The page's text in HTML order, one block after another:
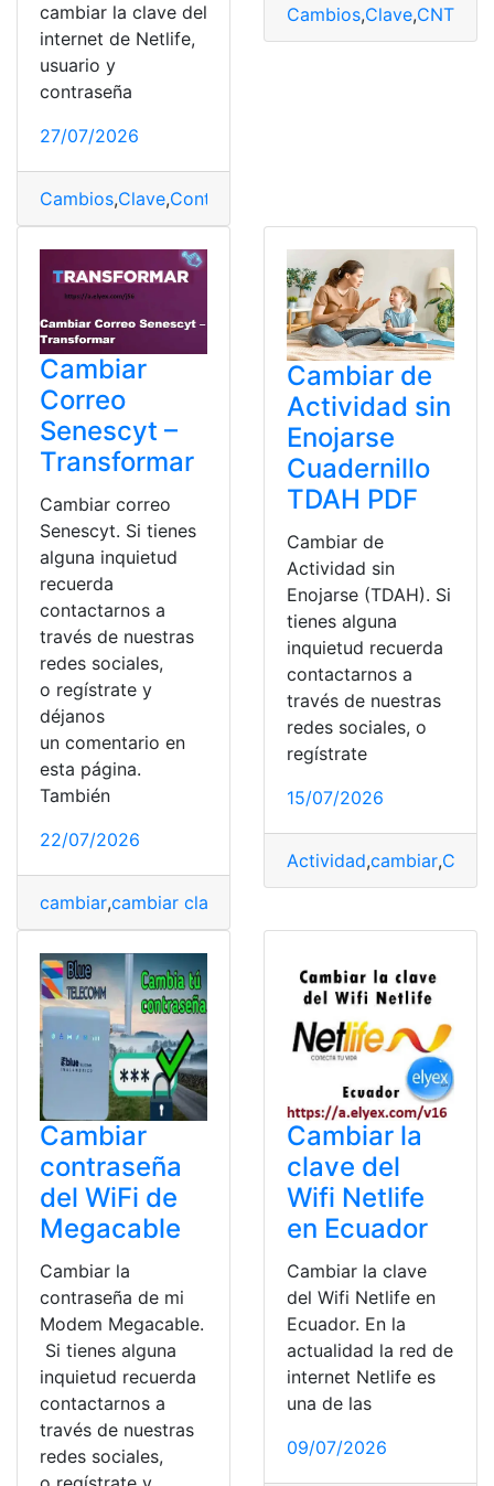
cambiar la clave del
internet de Netlife,
usuario y
contraseña
27/07/2026
Cambios,Clave,Contraseña
Cambios,Clave,CNT
Cambiar
Correo
Senescyt –
Transformar
Cambiar correo
Senescyt. Si tienes
alguna inquietud
recuerda
contactarnos a
través de nuestras
redes sociales,
o regístrate y
déjanos
un comentario en
esta página.
También
22/07/2026
cambiar,cambiar clave
Cambiar de
Actividad sin
Enojarse
Cuadernillo
TDAH PDF
Cambiar de
Actividad sin
Enojarse (TDAH). Si
tienes alguna
inquietud recuerda
contactarnos a
través de nuestras
redes sociales, o
regístrate
15/07/2026
Actividad,cambiar,
Cambiar
contraseña
del WiFi de
Megacable
Cambiar la
contraseña de mi
Modem Megacable.
Si tienes alguna
inquietud recuerda
contactarnos a
través de nuestras
redes sociales,
Cambiar la
clave del
Wifi Netlife
en Ecuador
Cambiar la clave
del Wifi Netlife en
Ecuador. En la
actualidad la red de
internet Netlife es
una de las
09/07/2026